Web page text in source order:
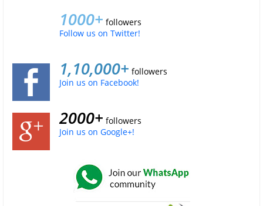
1000+ followers
Follow us on Twitter!
1,10,000+ followers
Join us on Facebook!
2000+ followers
Join us on Google+!